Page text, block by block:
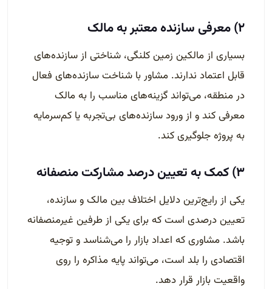
۲) معرفی سازنده معتبر به مالک
بسیاری از مالکین زمین کلنگی، شناختی از سازنده‌های
قابل اعتماد ندارند. مشاور با شناخت سازنده‌های فعال
در منطقه، می‌تواند گزینه‌های مناسب را به مالک
معرفی کند و از ورود سازنده‌های بی‌تجربه یا کم‌سرمایه
به پروژه جلوگیری کند.
۳) کمک به تعیین درصد مشارکت منصفانه
یکی از رایج‌ترین دلایل اختلاف بین مالک و سازنده،
تعیین درصدی است که برای یکی از طرفین غیرمنصفانه
باشد. مشاوری که اعداد بازار را می‌شناسد و توجیه
اقتصادی را بلد است، می‌تواند پایه مذاکره را روی
واقعیت بازار قرار دهد.